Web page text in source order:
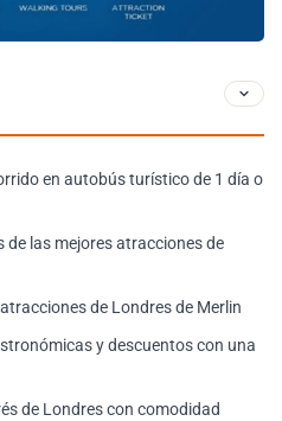
en autobús turístico de 1 día o
de las mejores atracciones de
de Londres de Merlin
y descuentos con una
de Londres con comodidad